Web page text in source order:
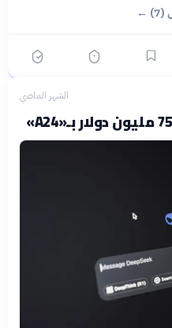
←
الشهر الماضي